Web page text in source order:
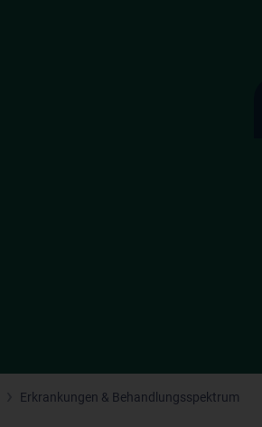
Erkrankungen & Behandlungsspektrum